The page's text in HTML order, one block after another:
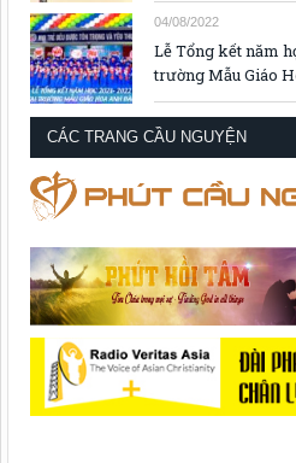
04/08/2022
Lễ Tổng kết năm
trường Mẫu Giáo
CÁC TRANG CẦU NGUYỆN